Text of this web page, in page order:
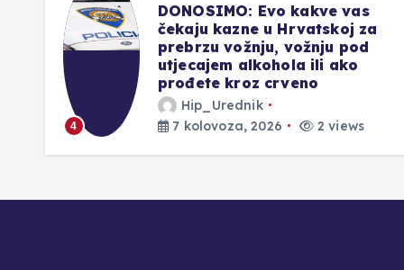
Domaća (kućna) muha –
dosadna i opasna
Stjepan Herceg
7 kolovoza, 2026
5 views